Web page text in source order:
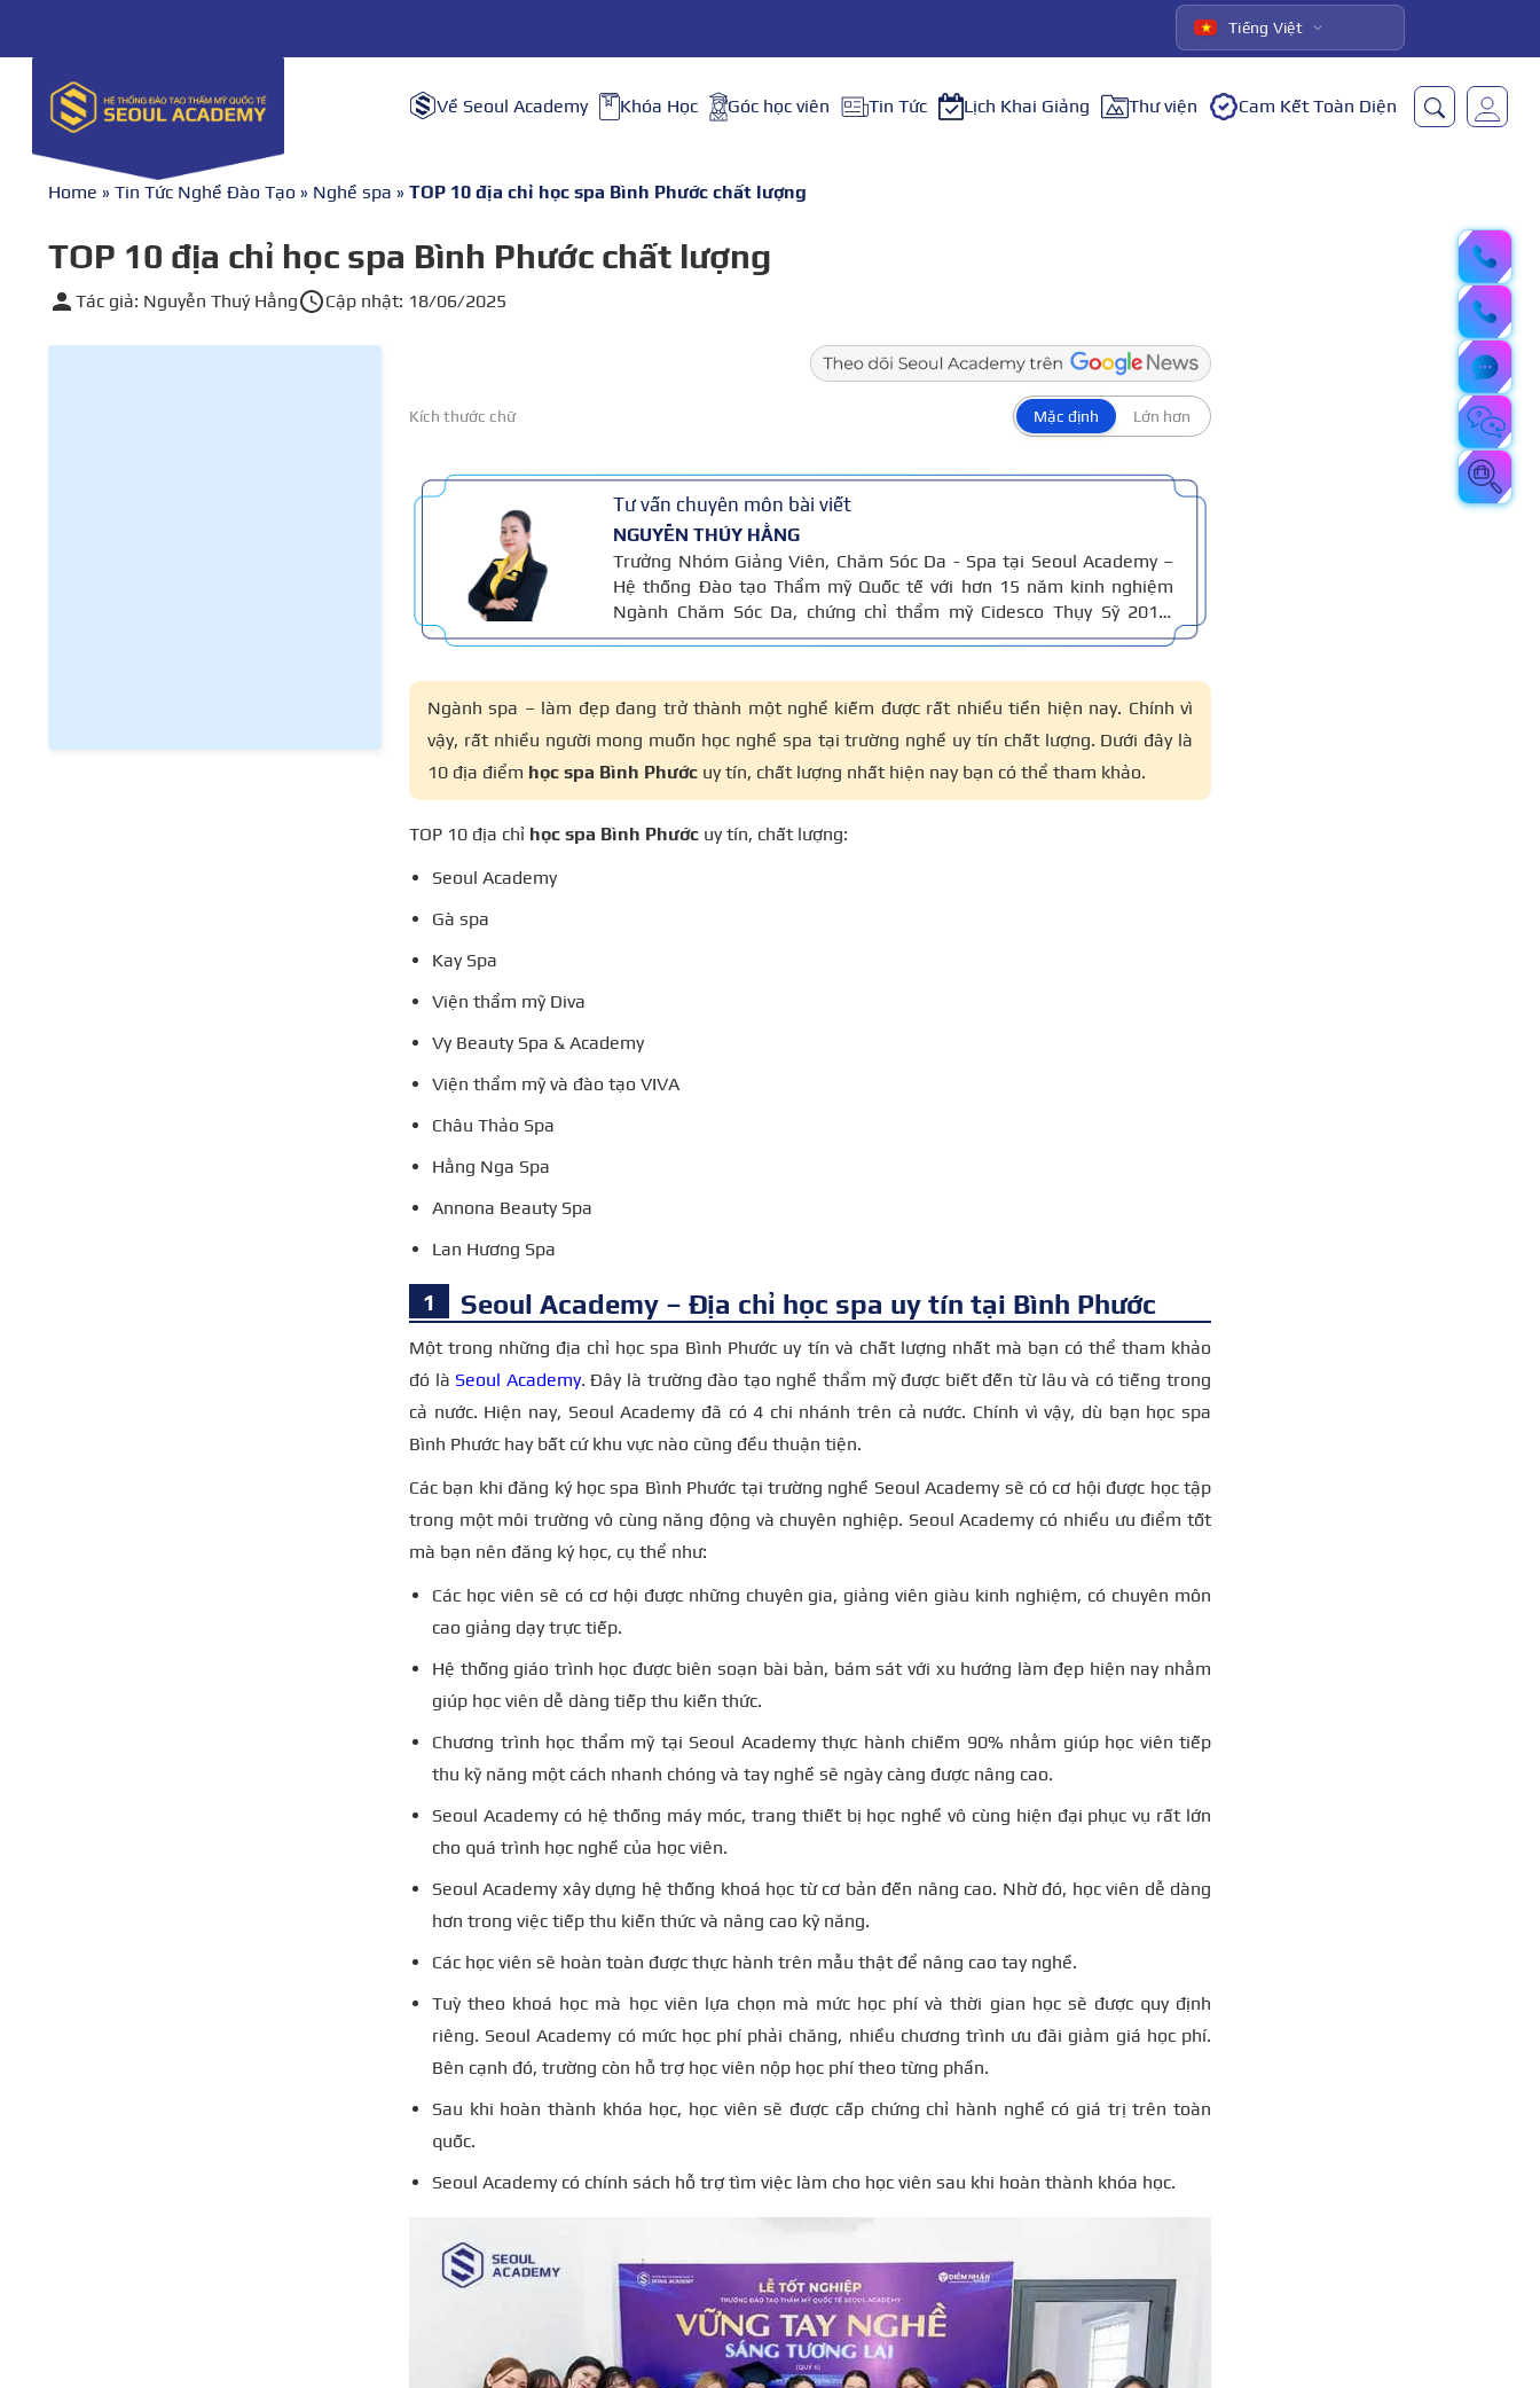
Tiếng Việt
Về Seoul Academy Khóa Học Góc học viên Tin Tức Lịch Khai Giảng Thư viện Cam Kết Toàn Diện
Home » Tin Tức Nghề Đào Tạo » Nghề spa » TOP 10 địa chỉ học spa Bình Phước chất lượng
TOP 10 địa chỉ học spa Bình Phước chất lượng
Tác giả: Nguyễn Thuý Hằng Cập nhật: 18/06/2025
Kích thước chữ Mặc định Lớn hơn
Tư vấn chuyên môn bài viết
NGUYỄN THÚY HẰNG
Trưởng Nhóm Giảng Viên, Chăm Sóc Da - Spa tại Seoul Academy –
Hệ thống Đào tạo Thẩm mỹ Quốc tế với hơn 15 năm kinh nghiệm
Ngành Chăm Sóc Da, chứng chỉ thẩm mỹ Cidesco Thụy Sỹ 2011,
chứng chỉ chuyên sâu Body Cibtac Singapore, ban giám khảo Hiệp
Ngành spa – làm đẹp đang trở thành một nghề kiếm được rất nhiều tiền hiện nay. Chính vì
vậy, rất nhiều người mong muốn học nghề spa tại trường nghề uy tín chất lượng. Dưới đây là
10 địa điểm học spa Bình Phước uy tín, chất lượng nhất hiện nay bạn có thể tham khảo.
TOP 10 địa chỉ học spa Bình Phước uy tín, chất lượng:
Seoul Academy
Gà spa
Kay Spa
Viện thẩm mỹ Diva
Vy Beauty Spa & Academy
Viện thẩm mỹ và đào tạo VIVA
Châu Thảo Spa
Hằng Nga Spa
Annona Beauty Spa
Lan Hương Spa
Seoul Academy – Địa chỉ học spa uy tín tại Bình Phước
Một trong những địa chỉ học spa Bình Phước uy tín và chất lượng nhất mà bạn có thể tham khảo
đó là Seoul Academy. Đây là trường đào tạo nghề thẩm mỹ được biết đến từ lâu và có tiếng trong
cả nước. Hiện nay, Seoul Academy đã có 4 chi nhánh trên cả nước. Chính vì vậy, dù bạn học spa
Bình Phước hay bất cứ khu vực nào cũng đều thuận tiện.
Các bạn khi đăng ký học spa Bình Phước tại trường nghề Seoul Academy sẽ có cơ hội được học tập
trong một môi trường vô cùng năng động và chuyên nghiệp. Seoul Academy có nhiều ưu điểm tốt
mà bạn nên đăng ký học, cụ thể như:
Các học viên sẽ có cơ hội được những chuyên gia, giảng viên giàu kinh nghiệm, có chuyên môn
cao giảng dạy trực tiếp.
Hệ thống giáo trình học được biên soạn bài bản, bám sát với xu hướng làm đẹp hiện nay nhằm
giúp học viên dễ dàng tiếp thu kiến thức.
Chương trình học thẩm mỹ tại Seoul Academy thực hành chiếm 90% nhằm giúp học viên tiếp
thu kỹ năng một cách nhanh chóng và tay nghề sẽ ngày càng được nâng cao.
Seoul Academy có hệ thống máy móc, trang thiết bị học nghề vô cùng hiện đại phục vụ rất lớn
cho quá trình học nghề của học viên.
Seoul Academy xây dựng hệ thống khoá học từ cơ bản đến nâng cao. Nhờ đó, học viên dễ dàng
hơn trong việc tiếp thu kiến thức và nâng cao kỹ năng.
Các học viên sẽ hoàn toàn được thực hành trên mẫu thật để nâng cao tay nghề.
Tuỳ theo khoá học mà học viên lựa chọn mà mức học phí và thời gian học sẽ được quy định
riêng. Seoul Academy có mức học phí phải chăng, nhiều chương trình ưu đãi giảm giá học phí.
Bên cạnh đó, trường còn hỗ trợ học viên nộp học phí theo từng phần.
Sau khi hoàn thành khóa học, học viên sẽ được cấp chứng chỉ hành nghề có giá trị trên toàn
quốc.
Seoul Academy có chính sách hỗ trợ tìm việc làm cho học viên sau khi hoàn thành khóa học.